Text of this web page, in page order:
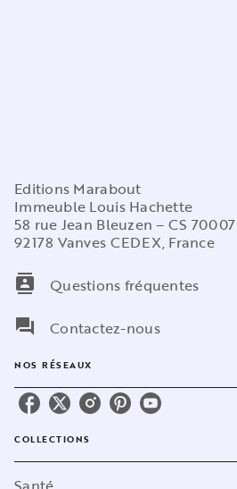
Editions Marabout
Immeuble Louis Hachette
58 rue Jean Bleuzen – CS 70007
92178 Vanves CEDEX, France
contacts
Questions fréquentes
question_answer
Contactez-nous
NOS RÉSEAUX
COLLECTIONS